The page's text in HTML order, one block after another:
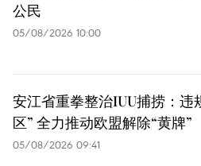
公民
05/08/2026 10:00
安江省重拳整治IUU捕捞：违
区” 全力推动欧盟解除“黄牌”
05/08/2026 09:41